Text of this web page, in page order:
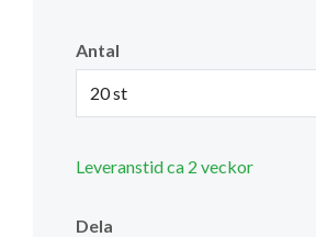
Antal
20 st
Leveranstid ca 2 veckor
Dela